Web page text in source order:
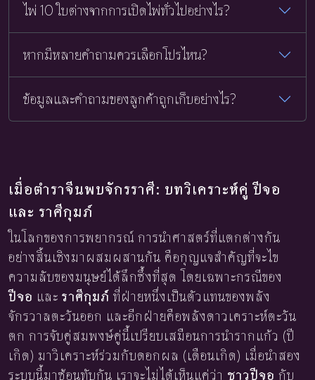
ไพ่ 10 ใบต่างจากการเปิดไพ่ทั่วไปอย่างไร?
หากมีหลายคำถามควรเลือกโปรไหน?
ข้อมูลและคำถามของลูกค้าถูกเก็บอย่างไร?
เมื่อตำราจีนพบจักรราศี: บทวิเคราะห์คู่ ปีจอ
และ ราศีกุมภ์
ในโลกของการพยากรณ์ การนำศาสตร์ที่แตกต่างกัน
อย่างสิ้นเชิงมาผสมผสานกัน คือกุญแจสำคัญที่จะไข
ความลับของมนุษย์ได้ลึกซึ้งที่สุด โดยเฉพาะกรณีของ
ปีจอ และ ราศีกุมภ์ ที่ฝ่ายหนึ่งเป็นตัวแทนของพลัง
จักรวาลตะวันออก และอีกฝ่ายคือพลังดาวเคราะห์ตะวัน
ตก การจับคู่สมพงษ์คู่นี้เปรียบเสมือนการนำรากแก้ว (ปี
เกิด) มาวิเคราะห์ร่วมกับดอกผล (เดือนเกิด) เมื่อนำสอง
ระบบนี้มาซ้อนทับกัน เราจะไม่ได้เห็นแค่ว่า ชาวปีจอ กับ